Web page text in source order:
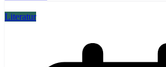
Literatur